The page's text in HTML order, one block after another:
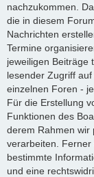
nachzukommen.
die in diesem
Nachrichten
Termine
jeweiligen Beiträge
lesender Zugriff
einzelnen Foren -
Für die Erstellung
Funktionen des
derem Rahmen wir
verarbeiten.
bestimmte
und eine